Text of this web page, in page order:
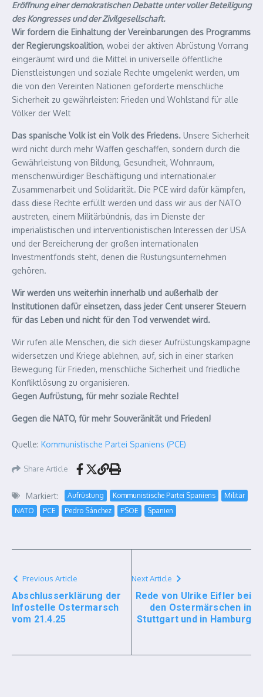
Eröffnung einer demokratischen Debatte unter voller Beteiligung
des Kongresses und der Zivilgesellschaft.
Wir fordern die Einhaltung der Vereinbarungen des Programms
der Regierungskoalition, wobei der aktiven Abrüstung Vorrang
eingeräumt wird und die Mittel in universelle öffentliche
Dienstleistungen und soziale Rechte umgelenkt werden, um
die von den Vereinten Nationen geforderte menschliche
Sicherheit zu gewährleisten: Frieden und Wohlstand für alle
Völker der Welt
Das spanische Volk ist ein Volk des Friedens. Unsere Sicherheit
wird nicht durch mehr Waffen geschaffen, sondern durch die
Gewährleistung von Bildung, Gesundheit, Wohnraum,
menschenwürdiger Beschäftigung und internationaler
Zusammenarbeit und Solidarität. Die PCE wird dafür kämpfen,
dass diese Rechte erfüllt werden und dass wir aus der NATO
austreten, einem Militärbündnis, das im Dienste der
imperialistischen und interventionistischen Interessen der USA
und der Bereicherung der großen internationalen
Investmentfonds steht, denen die Rüstungsunternehmen
gehören.
Wir werden uns weiterhin innerhalb und außerhalb der
Institutionen dafür einsetzen, dass jeder Cent unserer Steuern
für das Leben und nicht für den Tod verwendet wird.
Wir rufen alle Menschen, die sich dieser Aufrüstungskampagne
widersetzen und Kriege ablehnen, auf, sich in einer starken
Bewegung für Frieden, menschliche Sicherheit und friedliche
Konfliktlösung zu organisieren.
Gegen Aufrüstung, für mehr soziale Rechte!
Gegen die NATO, für mehr Souveränität und Frieden!
Quelle: Kommunistische Partei Spaniens (PCE)
Share Article
Markiert: Aufrüstung Kommunistische Partei Spaniens
Militär
NATO
PCE Pedro Sánchez PSOE Spanien
Previous Article
Abschlusserklärung der
Infostelle Ostermarsch
vom 21.4.25
Next Article
Rede von Ulrike Eifler bei
den Ostermärschen in
Stuttgart und in Hamburg